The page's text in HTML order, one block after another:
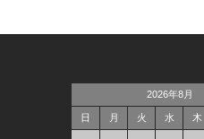
2026年8月
日 月 火 水 木